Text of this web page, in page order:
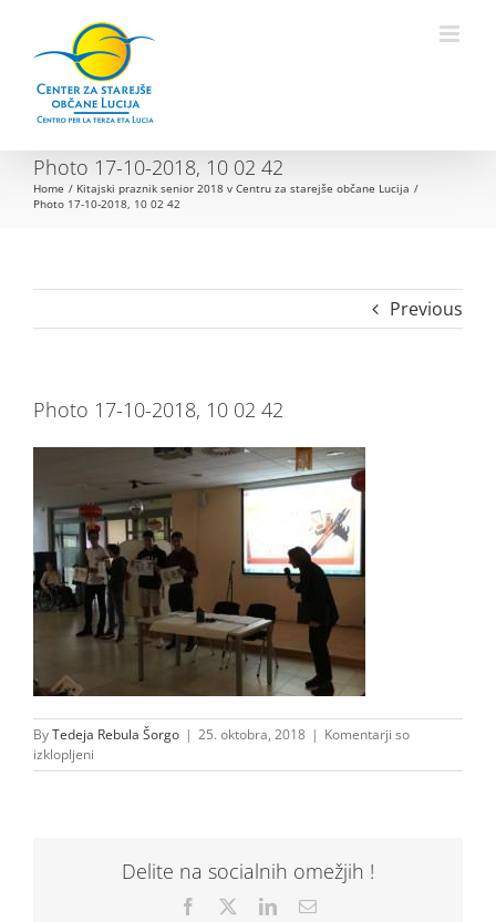
Open toolbar
content
Photo 17-10-2018, 10 02 42
Home
Kitajski praznik senior 2018 v Centru za starejše občane Lucija
Photo 17-10-2018, 10 02 42
Previous
Photo 17-10-2018, 10 02 42
ByTedeja Rebula Šorgo | 25. oktobra, 2018 | Komentarji so
izklopljeni
Photo
Delite na socialnih omežjih !
Facebook LinkedInEmail